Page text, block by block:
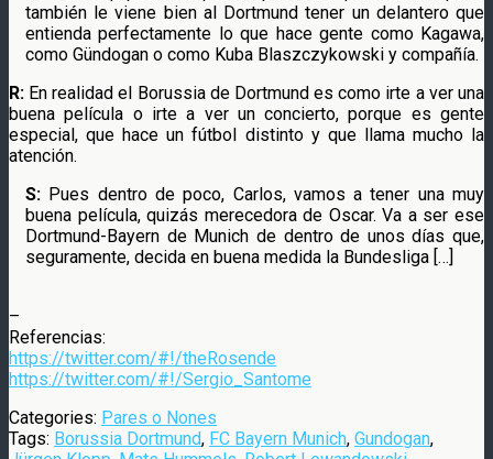
también le viene bien al Dortmund tener un delantero que
entienda perfectamente lo que hace gente como Kagawa,
como Gündogan o como Kuba Blaszczykowski y compañía.
R: En realidad el Borussia de Dortmund es como irte a ver una
buena película o irte a ver un concierto, porque es gente
especial, que hace un fútbol distinto y que llama mucho la
atención.
S: Pues dentro de poco, Carlos, vamos a tener una muy
buena película, quizás merecedora de Oscar. Va a ser ese
Dortmund-Bayern de Munich de dentro de unos días que,
seguramente, decida en buena medida la Bundesliga […]
–
Referencias:
https://twitter.com/#!/theRosende
https://twitter.com/#!/Sergio_Santome
Categories: Pares o Nones
Tags: Borussia Dortmund, FC Bayern Munich, Gundogan,